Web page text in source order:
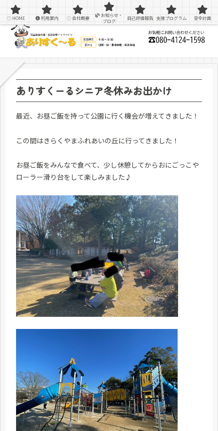
感覚統合療法を用いた療育＆支援
ありすくーるシニア冬休みお出かけ
最近、お昼ご飯を持って公園に行く機会が増えてきました！
この間はきらくやまふれあいの丘に行ってきました！
お昼ご飯をみんなで食べて、少し休憩してからおにごっこや
ローラー滑り台をして楽しみました♪
HOME 利用案内 会社概要
お知らせ・
ブログ
自己評価報告 支援プログラム 安全計画